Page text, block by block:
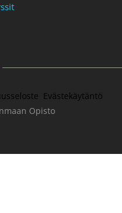
Evästekäytäntö
Opisto